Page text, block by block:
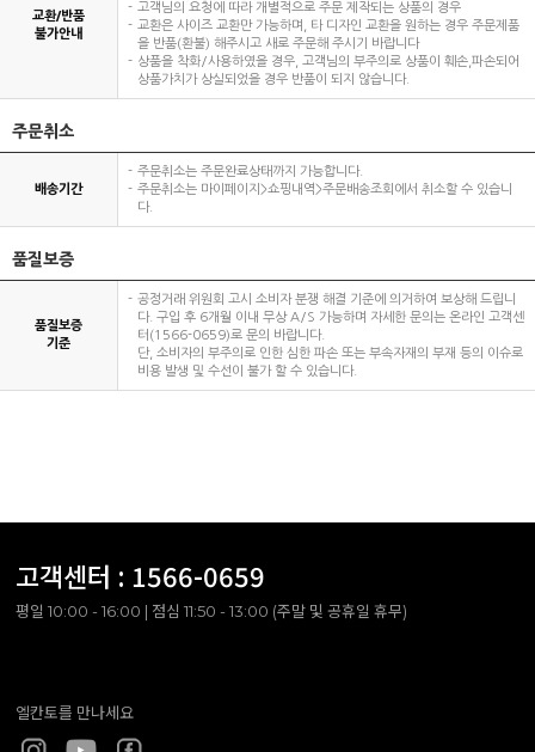
교환/반품
불가안내
고객님의 요청에 따라 개별적으로 주문 제작되는 상품의 경우
교환은 사이즈 교환만 가능하며, 타 디자인 교환을 원하는 경우 주문제품
을 반품(환불) 해주시고 새로 주문해 주시기 바랍니다
상품을 착화/사용하였을 경우, 고객님의 부주의로 상품이 훼손,파손되어
상품가치가 상실되었을 경우 반품이 되지 않습니다.
주문취소
배송기간
주문취소는 주문완료상태까지 가능합니다.
주문취소는 마이페이지>쇼핑내역>주문배송조회에서 취소할 수 있습니
다.
품질보증
품질보증
기준
공정거래 위원회 고시 소비자 분쟁 해결 기준에 의거하여 보상해 드립니
다. 구입 후 6개월 이내 무상 A/S 가능하며 자세한 문의는 온라인 고객센
터(1566-0659)로 문의 바랍니다.
단, 소비자의 부주의로 인한 심한 파손 또는 부속자재의 부재 등의 이슈로
비용 발생 및 수선이 불가 할 수 있습니다.
고객센터 : 1566-0659
평일 10:00 - 16:00 | 점심 11:50 - 13:00 (주말 및 공휴일 휴무)
엘칸토를 만나세요